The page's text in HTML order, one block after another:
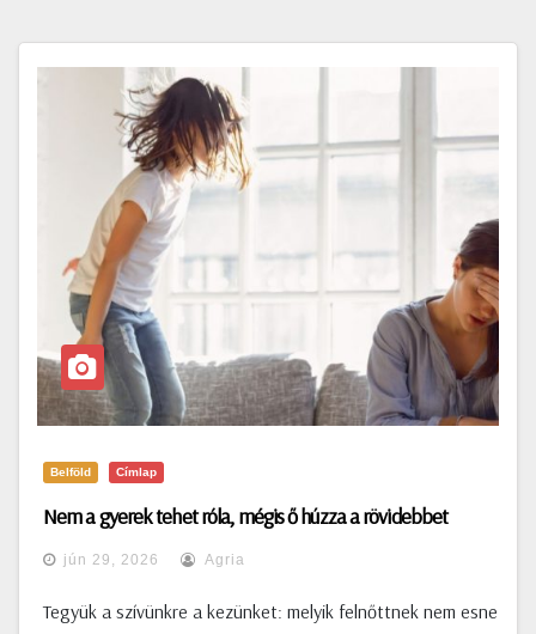
Belföld Címlap
Nem a gyerek tehet róla, mégis ő húzza a rövidebbet
jún 29, 2026 Agria
Tegyük a szívünkre a kezünket: melyik felnőttnek nem esne